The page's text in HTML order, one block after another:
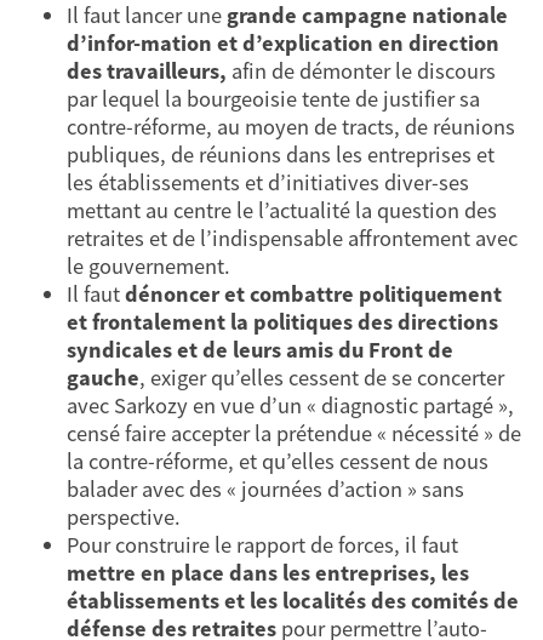
Il faut lancer une grande campagne nationale
d’infor-mation et d’explication en direction
des travailleurs, afin de démonter le discours
par lequel la bourgeoisie tente de justifier sa
contre-réforme, au moyen de tracts, de réunions
publiques, de réunions dans les entreprises et
les établissements et d’initiatives diver-ses
mettant au centre le l’actualité la question des
retraites et de l’indispensable affrontement avec
le gouvernement.
Il fautdénoncer et combattre politiquement
et frontalement la politiques des directions
syndicales et de leurs amis du Front de
gauche, exiger qu’elles cessent de se concerter
avec Sarkozy en vue d’un « diagnostic partagé »,
censé faire accepter la prétendue « nécessité » de
la contre-réforme, et qu’elles cessent de nous
balader avec des « journées d’action » sans
perspective.
Pour construire le rapport de forces, il faut
mettre en place dans les entreprises, les
établissements et les localités des comités de
défense des retraites pour permettre l’auto-